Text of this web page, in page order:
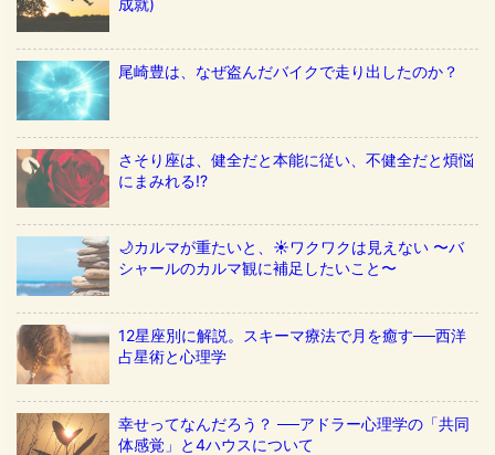
成就)
尾崎豊は、なぜ盗んだバイクで走り出したのか？
さそり座は、健全だと本能に従い、不健全だと煩悩
にまみれる!?
🌙カルマが重たいと、☀️ワクワクは見えない 〜バ
シャールのカルマ観に補足したいこと〜
12星座別に解説。スキーマ療法で月を癒す──西洋
占星術と心理学
幸せってなんだろう？ ──アドラー心理学の「共同
体感覚」と4ハウスについて